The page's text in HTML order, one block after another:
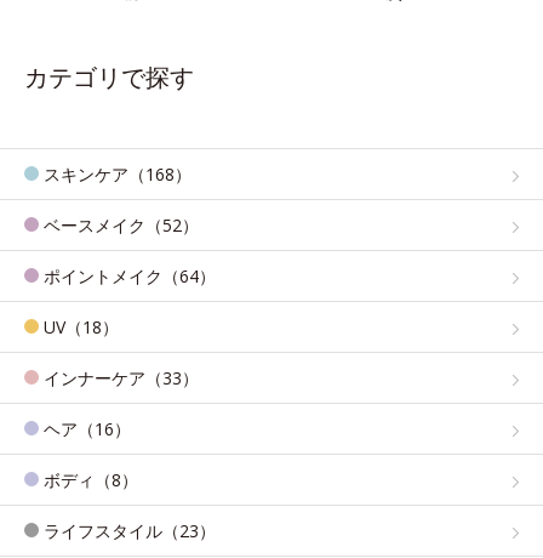
カテゴリで探す
スキンケア（168）
ベースメイク（52）
ポイントメイク（64）
UV（18）
インナーケア（33）
ヘア（16）
ボディ（8）
ライフスタイル（23）